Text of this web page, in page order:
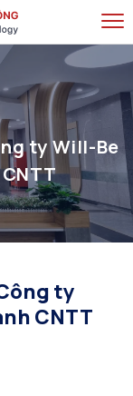
ty Will-Be
ty
CNTT